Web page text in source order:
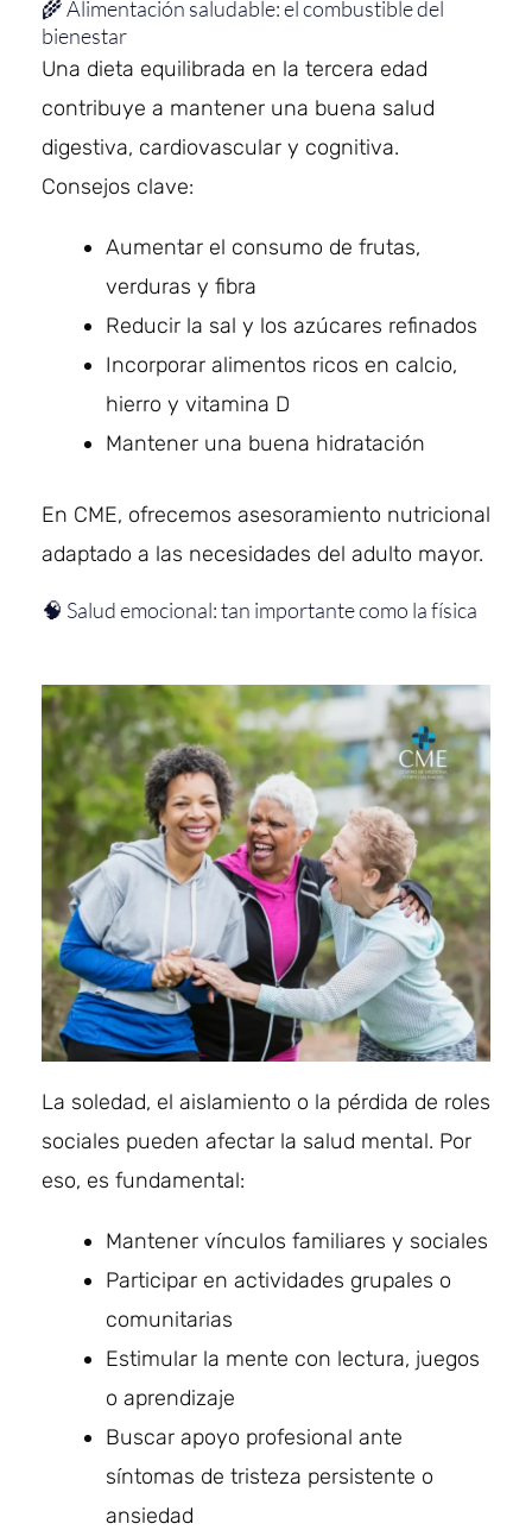
🌾 Alimentación saludable: el combustible del
bienestar
Una dieta equilibrada en la tercera edad
contribuye a mantener una buena salud
digestiva, cardiovascular y cognitiva.
Consejos clave:
Aumentar el consumo de frutas,
verduras y fibra
Reducir la sal y los azúcares refinados
Incorporar alimentos ricos en calcio,
hierro y vitamina D
Mantener una buena hidratación
En CME, ofrecemos asesoramiento nutricional
adaptado a las necesidades del adulto mayor.
🧠 Salud emocional: tan importante como la física
La soledad, el aislamiento o la pérdida de roles
sociales pueden afectar la salud mental. Por
eso, es fundamental:
Mantener vínculos familiares y sociales
Participar en actividades grupales o
comunitarias
Estimular la mente con lectura, juegos
o aprendizaje
Buscar apoyo profesional ante
síntomas de tristeza persistente o
ansiedad